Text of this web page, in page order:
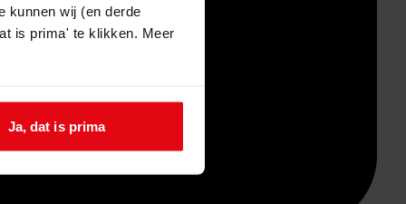
kunnen wij (en derde
is prima' te klikken. Meer
Ja, dat is prima